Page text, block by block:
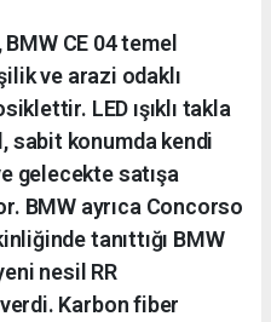
CE 04 temel
ve arazi odaklı
LED ışıklı takla
sabit konumda kendi
gelecekte satışa
BMW ayrıca Concorso
tanıttığı BMW
nesil RR
Karbon fiber